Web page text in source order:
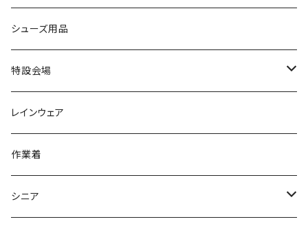
オフィスサンダル
サンダル/クロッグ
作業靴
フォーマル/ビジネス/通学靴
学生靴
ビジネスシューズ
アウトドア/トレッキング
スポーツ
上履き/スリッパ
アキレス Achilles
GIRARE
パンジー Pansy
第一ゴム
スミクラ
コンバース CONVERSE
アシックス
スケッチャーズ
ナースシューズ
疲れにくいクッション性能
脱ぎ履き簡単
20190123nsnk
20190211nattack
20200114ncv
20191223nrain
20190106nattack
シューズ用品
特設会場
悩み解決
膝・腰痛
暑い、足汗、ムレ対策
レインアイテム
レインブーツ
レインブーツ
レインウェア
作業着
シニア